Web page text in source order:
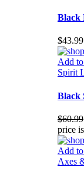
Black
$43.99
Add
Spirit
Black
$60.99
price
Add
Axes